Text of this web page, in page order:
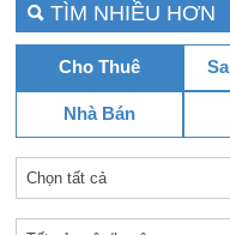
TÌM NHIỀU HƠN
Cho Thuê
Nhà Bán